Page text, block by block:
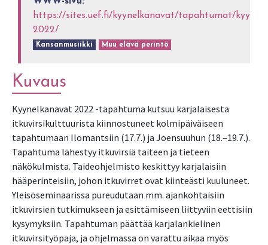
https://sites.uef.fi/kyynelkanavat/tapahtumat/
2022/
Kansanmusiikki Muu elävä perintö
Kuvaus
Kyynelkanavat 2022 -tapahtuma kutsuu karjalaisesta
itkuvirsikulttuurista kiinnostuneet kolmipäiväiseen
tapahtumaan Ilomantsiin (17.7.) ja Joensuuhun (18.–19.7.).
Tapahtuma lähestyy itkuvirsiä taiteen ja tieteen
näkökulmista. Taideohjelmisto keskittyy karjalaisiin
hääperinteisiin, johon itkuvirret ovat kiinteästi kuuluneet.
Yleisöseminaarissa pureudutaan mm. ajankohtaisiin
itkuvirsien tutkimukseen ja esittämiseen liittyviin eettisiin
kysymyksiin. Tapahtuman päättää karjalankielinen
itkuvirsityöpaja, ja ohjelmassa on varattu aikaa myös